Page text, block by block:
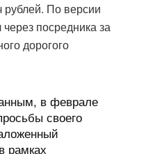
рублей. По версии
посредника за
дорогого
в феврале
своего
рамках